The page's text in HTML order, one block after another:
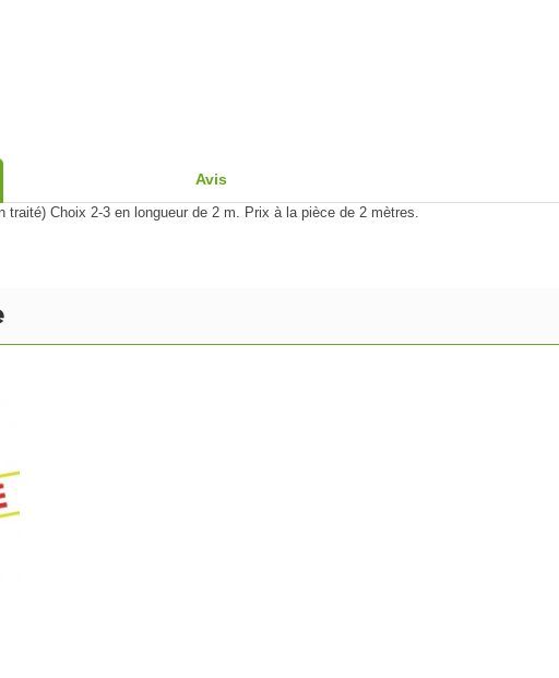
Avis
Choix 2-3 en longueur de 2 m. Prix à la pièce de 2 mètres.